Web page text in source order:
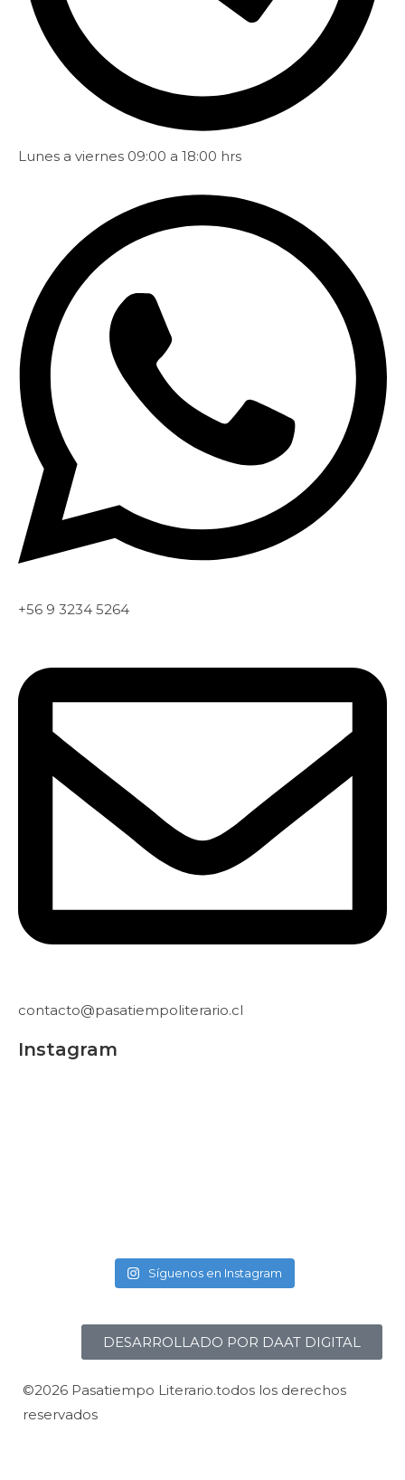
Lunes a viernes 09:00 a 18:00 hrs
+56 9 3234 5264
contacto@pasatiempoliterario.cl
Instagram
Síguenos en Instagram
©2026 Pasatiempo Literario.todos los derechos
reservados
DESARROLLADO POR DAAT DIGITAL